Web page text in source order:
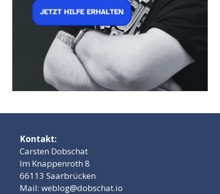
Kontakt:
Carsten Dobschat
Im Knappenroth 8
66113 Saarbrücken
Mail: weblog@dobschat.io